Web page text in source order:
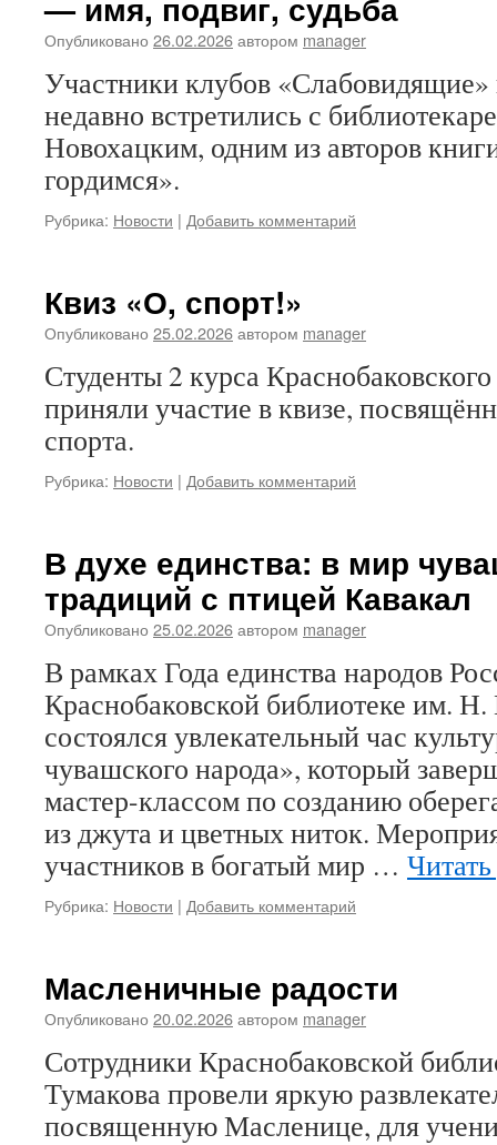
Опубликовано 26.02.2026автором manager
Участники клубов
недавно встретились с
Новохацким, одним из авторов
гордимся».
Рубрика: Новости | Добавить комментарий
Квиз «О, спорт!»
Опубликовано 25.02.2026автором manager
Студенты 2 курса
приняли участие в квизе,
спорта.
Рубрика: Новости | Добавить комментарий
В духе единства: в мир
традиций с птицей Кавакал
Опубликовано 25.02.2026автором manager
В рамках Года единства народов
Краснобаковской библиотеке им.
состоялся увлекательный час
чувашского народа», который
мастер-классом по созданию
из джута и цветных ниток.
участников в богатый мир …
Рубрика: Новости | Добавить комментарий
Масленичные радости
Опубликовано 20.02.2026автором manager
Сотрудники Краснобаковской
Тумакова провели яркую
посвященную Масленице, для